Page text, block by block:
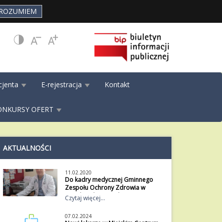
E-rejestracja Kontakt
OFERT
AKTUALNOŚCI
11.02.2020
Do kadry medycznej Gminnego
Zespołu Ochrony Zdrowia w
Ujeździe dołączył dr. Sławomir
Kijewski.
Zespołu Ochrony Zdrowia w
Czytaj więcej...
07.02.2024